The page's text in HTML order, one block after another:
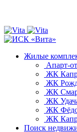
Жилые
Апарт-
ЖК
ЖК
ЖК
ЖК
ЖК
ЖК
Поиск